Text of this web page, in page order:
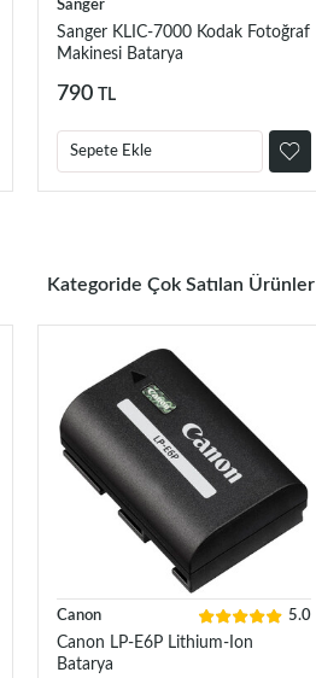
Sanger
Sanger KLIC-7000 Kodak Fotoğraf
Makinesi Batarya
790 TL
Sepete Ekle
Kategoride Çok Satılan Ürünler
Canon 5.0
Canon LP-E6P Lithium-Ion
Batarya